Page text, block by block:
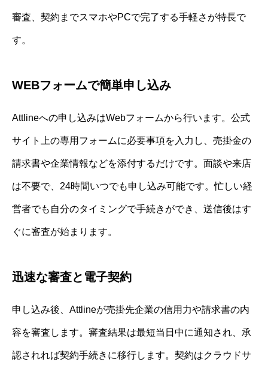
審査、契約までスマホやPCで完了する手軽さが特長で
す。
WEBフォームで簡単申し込み
Attlineへの申し込みはWebフォームから行います。公式
サイト上の専用フォームに必要事項を入力し、売掛金の
請求書や企業情報などを添付するだけです。面談や来店
は不要で、24時間いつでも申し込み可能です。忙しい経
営者でも自分のタイミングで手続きができ、送信後はす
ぐに審査が始まります。
迅速な審査と電子契約
申し込み後、Attlineが売掛先企業の信用力や請求書の内
容を審査します。審査結果は最短当日中に通知され、承
認されれば契約手続きに移行します。契約はクラウドサ